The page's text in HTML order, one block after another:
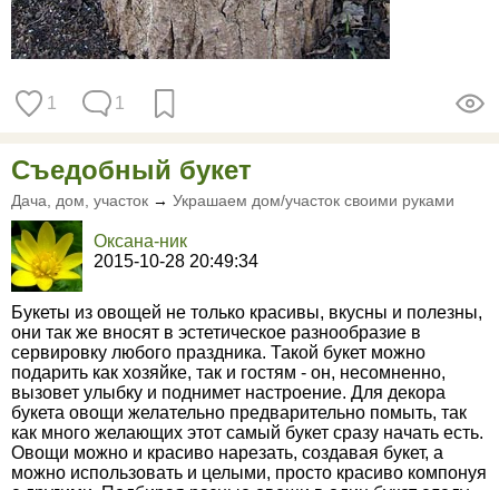
1 1
Съедобный букет
Дача, дом, участок → Украшаем дом/участок своими руками
Оксана-ник
2015-10-28 20:49:34
Букеты из овощей не только красивы, вкусны и полезны,
они так же вносят в эстетическое разнообразие в
сервировку любого праздника. Такой букет можно
подарить как хозяйке, так и гостям - он, несомненно,
вызовет улыбку и поднимет настроение. Для декора
букета овощи желательно предварительно помыть, так
как много желающих этот самый букет сразу начать есть.
Овощи можно и красиво нарезать, создавая букет, а
можно использовать и целыми, просто красиво компонуя